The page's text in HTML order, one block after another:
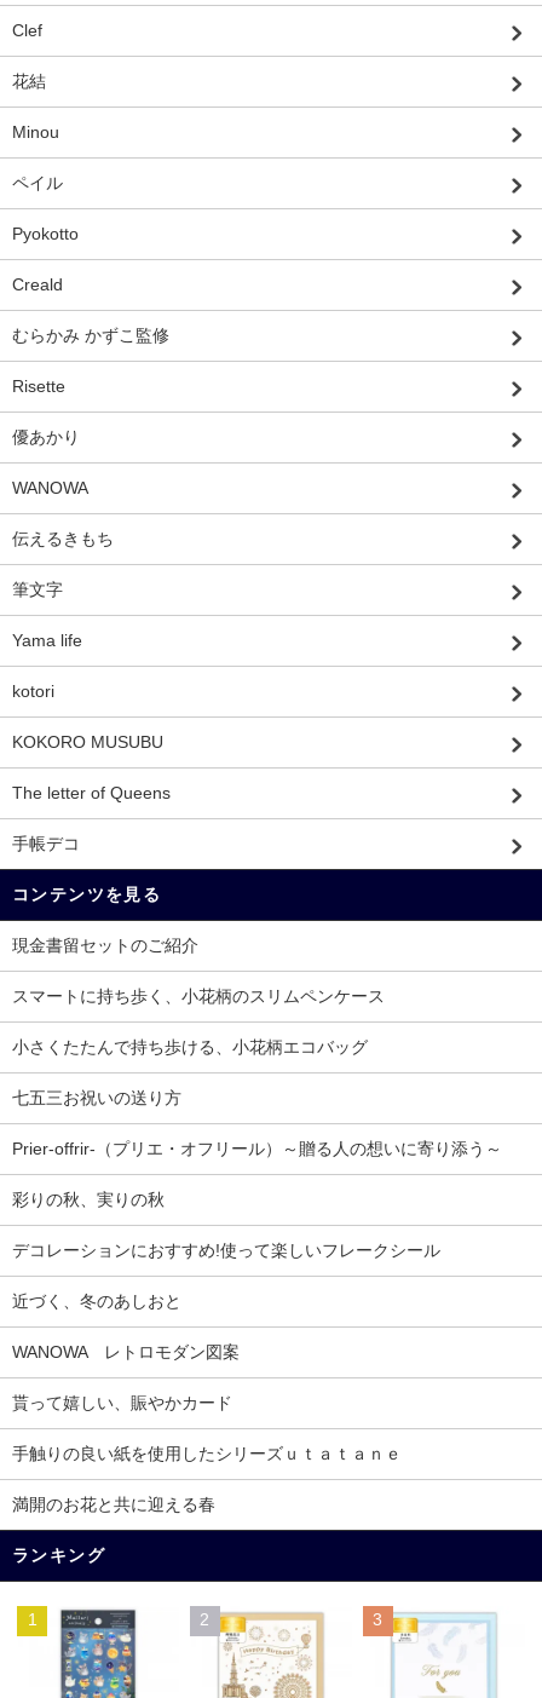
Clef
花結
Minou
ペイル
Pyokotto
Creald
むらかみ かずこ監修
Risette
優あかり
WANOWA
伝えるきもち
筆文字
Yama life
kotori
KOKORO MUSUBU
The letter of Queens
手帳デコ
コンテンツを見る
現金書留セットのご紹介
スマートに持ち歩く、小花柄のスリムペンケース
小さくたたんで持ち歩ける、小花柄エコバッグ
七五三お祝いの送り方
Prier-offrir-（プリエ・オフリール）～贈る人の想いに寄り添う～
彩りの秋、実りの秋
デコレーションにおすすめ!使って楽しいフレークシール
近づく、冬のあしおと
WANOWA レトロモダン図案
貰って嬉しい、賑やかカード
手触りの良い紙を使用したシリーズｕｔａｔａｎｅ
満開のお花と共に迎える春
ランキング
1 2 3